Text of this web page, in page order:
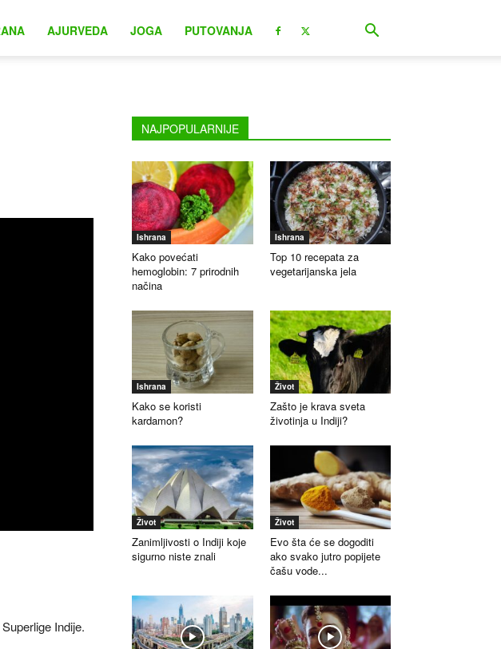
AJURVEDA JOGA PUTOVANJA
Indije.
NAJPOPULARNIJE
Ishrana
Kako povećati
hemoglobin: 7 prirodnih
načina
Ishrana
Top 10 recepata za
vegetarijanska jela
Ishrana
Kako se koristi
kardamon?
Život
Zašto je krava sveta
životinja u Indiji?
Život
Zanimljivosti o Indiji koje
sigurno niste znali
Život
Evo šta će se dogoditi
ako svako jutro popijete
čašu vode...